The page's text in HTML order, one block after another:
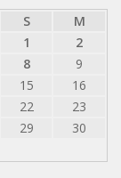
S
M
1
2
8
9
15
16
22
23
29
30